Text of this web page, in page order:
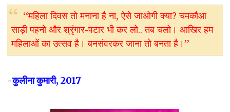
‘‘महिला दिवस तो मनाना है ना, ऐसे जाओगी क्या? चमकौआ
साड़ी पहनो और श्रृंगार-पटार भी कर लो.. तब चलो। आखिर हम
महिलाओं का उत्सव है। बनसंवरकर जाना तो बनता है।’’
-कुलीना कुमारी, 2017